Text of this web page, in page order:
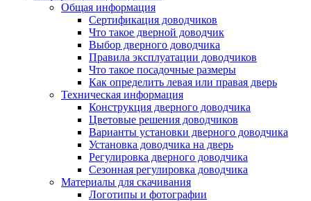
Общая информация
Сертификация доводчиков
Что такое дверной доводчик
Выбор дверного доводчика
Правила эксплуатации доводчиков
Что такое посадочные размеры
Как определить левая или правая дверь
Техническая информация
Конструкция дверного доводчика
Цветовые решения доводчиков
Варианты установки дверного доводчика
Установка доводчика на дверь
Регулировка дверного доводчика
Сезонная регулировка доводчика
Материалы для скачивания
Логотипы и фотографии